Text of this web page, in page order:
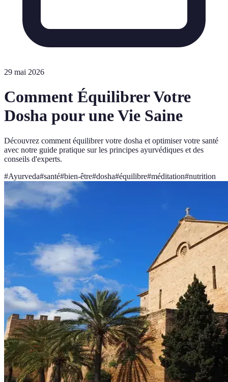
29 mai 2026
Comment Équilibrer Votre
Dosha pour une Vie Saine
Découvrez comment équilibrer votre dosha et optimiser votre santé
avec notre guide pratique sur les principes ayurvédiques et des
conseils d'experts.
#Ayurveda#santé#bien-être#dosha#équilibre#méditation#nutrition